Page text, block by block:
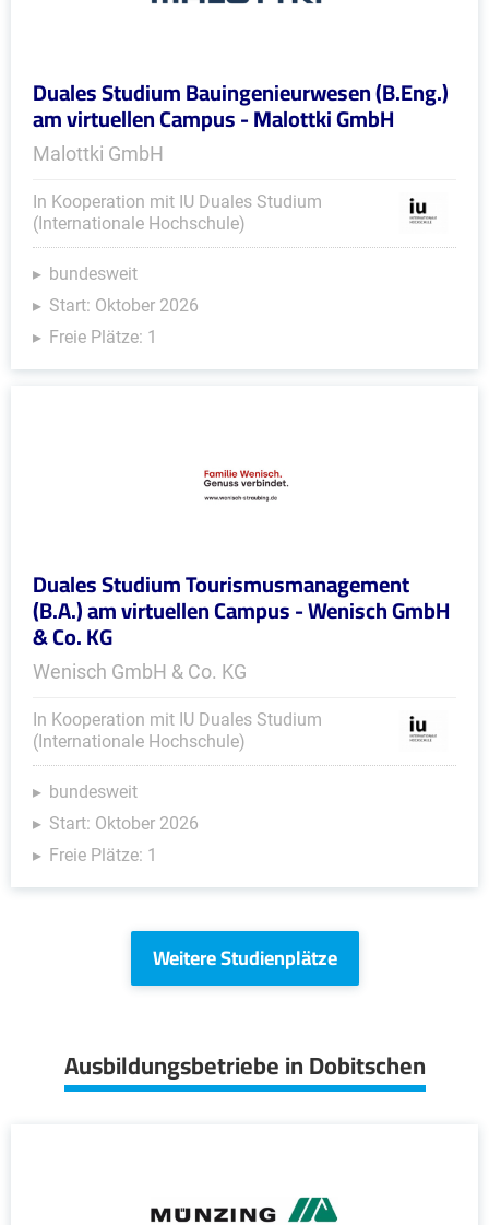
Duales Studium Bauingenieurwesen (B.Eng.)
am virtuellen Campus - Malottki GmbH
Malottki GmbH
In Kooperation mit IU Duales Studium
(Internationale Hochschule)
bundesweit
Start: Oktober 2026
Freie Plätze: 1
Duales Studium Tourismusmanagement
(B.A.) am virtuellen Campus - Wenisch GmbH
& Co. KG
Wenisch GmbH & Co. KG
In Kooperation mit IU Duales Studium
(Internationale Hochschule)
bundesweit
Start: Oktober 2026
Freie Plätze: 1
Weitere Studienplätze
Ausbildungsbetriebe in Dobitschen